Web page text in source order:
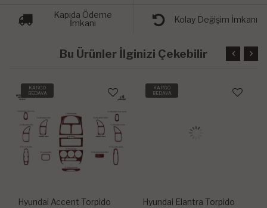
Kapıda Ödeme
İmkanı
Kolay Değişim İmkanı
Bu Ürünler İlginizi Çekebilir
KARGO
BEDAVA
Hyundai Accent Torpido
KARGO
BEDAVA
Hyundai Elantra Torpido